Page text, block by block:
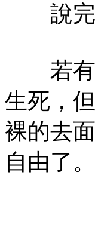
說完
若有
生死，
裸的去
自由了。